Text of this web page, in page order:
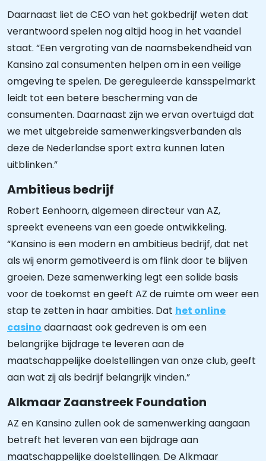
Daarnaast liet de CEO van het gokbedrijf weten dat
verantwoord spelen nog altijd hoog in het vaandel
staat. “Een vergroting van de naamsbekendheid van
Kansino zal consumenten helpen om in een veilige
omgeving te spelen. De gereguleerde kansspelmarkt
leidt tot een betere bescherming van de
consumenten. Daarnaast zijn we ervan overtuigd dat
we met uitgebreide samenwerkingsverbanden als
deze de Nederlandse sport extra kunnen laten
uitblinken.”
Ambitieus bedrijf
Robert Eenhoorn, algemeen directeur van AZ,
spreekt eveneens van een goede ontwikkeling.
“Kansino is een modern en ambitieus bedrijf, dat net
als wij enorm gemotiveerd is om flink door te blijven
groeien. Deze samenwerking legt een solide basis
voor de toekomst en geeft AZ de ruimte om weer een
stap te zetten in haar ambities. Dat het online
casino daarnaast ook gedreven is om een
belangrijke bijdrage te leveren aan de
maatschappelijke doelstellingen van onze club, geeft
aan wat zij als bedrijf belangrijk vinden.”
Alkmaar Zaanstreek Foundation
AZ en Kansino zullen ook de samenwerking aangaan
betreft het leveren van een bijdrage aan
maatschappelijke doelstellingen. De Alkmaar